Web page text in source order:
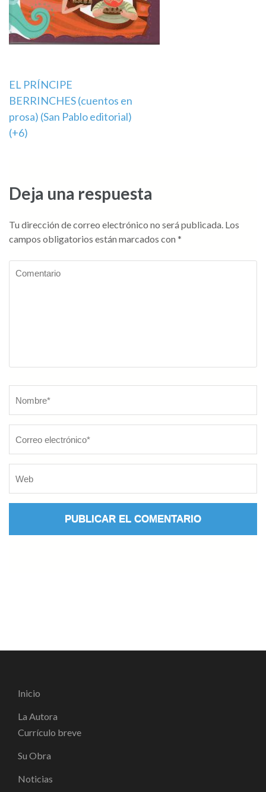
Navegación
de
entradas
EL PRÍNCIPE
BERRINCHES (cuentos en
prosa) (San Pablo editorial)
(+6)
Deja una respuesta
Tu dirección de correo electrónico no será publicada. Los
campos obligatorios están marcados con *
Inicio
La Autora
Currículo breve
Su Obra
Noticias